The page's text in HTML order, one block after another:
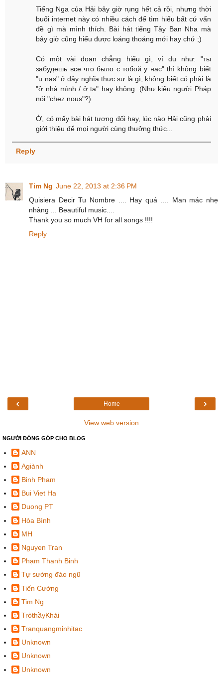
Tiếng Nga của Hải bây giờ rụng hết cả rồi, nhưng thời
buổi internet này có nhiều cách để tìm hiểu bất cứ vấn
đề gì mà mình thích. Bài hát tiếng Tây Ban Nha mà
bây giờ cũng hiểu được loáng thoáng mới hay chứ ;)
Có một vài đoạn chẳng hiểu gì, ví dụ như: "ты
забудешь все что было с тобой у нас" thì không biết
"u nas" ở đây nghĩa thực sự là gì, không biết có phải là
"ở nhà mình / ở ta" hay không. (Như kiểu người Pháp
nói "chez nous"?)
Ờ, có mấy bài hát tương đối hay, lúc nào Hải cũng phải
giới thiệu để mọi người cùng thưởng thức...
Reply
Tim Ng June 22, 2013 at 2:36 PM
Quisiera Decir Tu Nombre .... Hay quá .... Man mác nhẹ
nhàng ... Beautiful music....
Thank you so much VH for all songs !!!!
Reply
‹ ›
Home
View web version
NGƯỜI ĐÓNG GÓP CHO BLOG
ANN
Agiành
Binh Pham
Bui Viet Ha
Duong PT
Hòa Bình
MH
Nguyen Tran
Phạm Thanh Binh
Tự sướng đào ngũ
Tiến Cường
Tim Ng
TròthầyKhải
Tranquangminhitac
Unknown
Unknown
Unknown